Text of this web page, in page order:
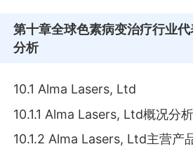
第十章全球色素病变治疗行业
分析
10.1 Alma Lasers, Ltd
10.1.1 Alma Lasers, Ltd概况分析
10.1.2 Alma Lasers, Ltd主营产